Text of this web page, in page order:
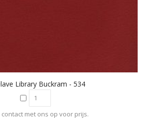
Library Buckram - 534
contact met ons op voor prijs.